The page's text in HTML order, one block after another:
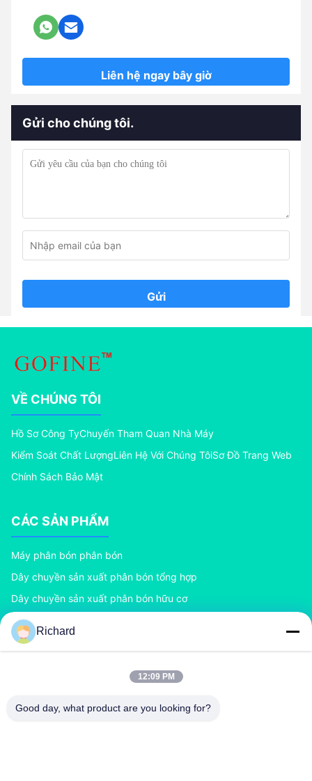
Liên hệ ngay bây giờ
Gửi cho chúng tôi.
Gửi
VỀ CHÚNG TÔI
Hồ Sơ Công TyChuyến Tham Quan Nhà Máy
Kiểm Soát Chất LượngLiên Hệ Với Chúng TôiSơ Đồ Trang Web
Chính Sách Bảo Mật
CÁC SẢN PHẨM
Máy phân bón phân bón
Dây chuyền sản xuất phân bón tổng hợp
Dây chuyền sản xuất phân bón hữu cơ
Dây chuyền sản xuất phân bón BB
Máy tạo hạt phân bón con lăn đôi
LIÊN HỆ VỚI CHÚNG TÔI
Richard
12:09 PM
Good day, what product are you looking for?